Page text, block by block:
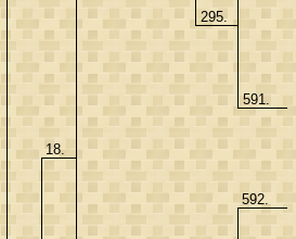
18.
295.
591.
592.